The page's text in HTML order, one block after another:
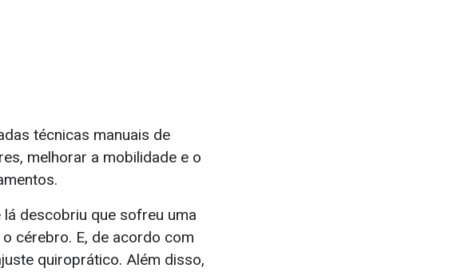
técnicas manuais de
melhorar a mobilidade e o
descobriu que sofreu uma
cérebro. E, de acordo com
quiroprático. Além disso,